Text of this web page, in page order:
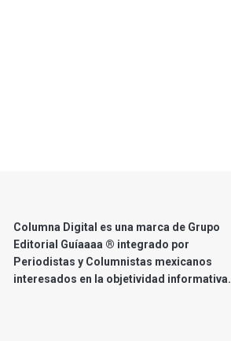
Columna Digital es una marca de Grupo
Editorial Guíaaaa ® integrado por
Periodistas y Columnistas mexicanos
interesados en la objetividad informativa.